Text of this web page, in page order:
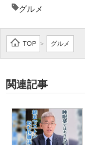
グルメ
TOP > グルメ
関連記事